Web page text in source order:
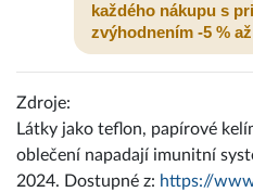
každého nákupu s
zvýhodnením -5 %
Zdroje:
Látky jako teflon, papírové
oblečení napadají imunitní
2024. Dostupné z: https://